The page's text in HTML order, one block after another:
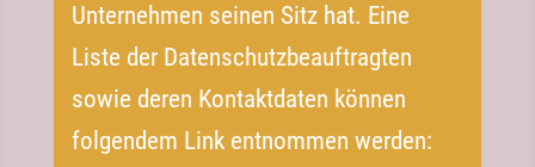
Unternehmen seinen Sitz hat. Eine
Liste der Datenschutzbeauftragten
sowie deren Kontaktdaten können
folgendem Link entnommen werden: